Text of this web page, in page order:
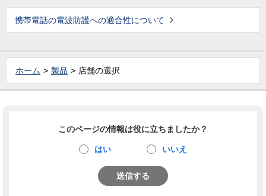
携帯電話の電波防護への適合性について
ホーム 製品 店舗の選択
このページの情報は役に立ちましたか？
はい いいえ
送信する